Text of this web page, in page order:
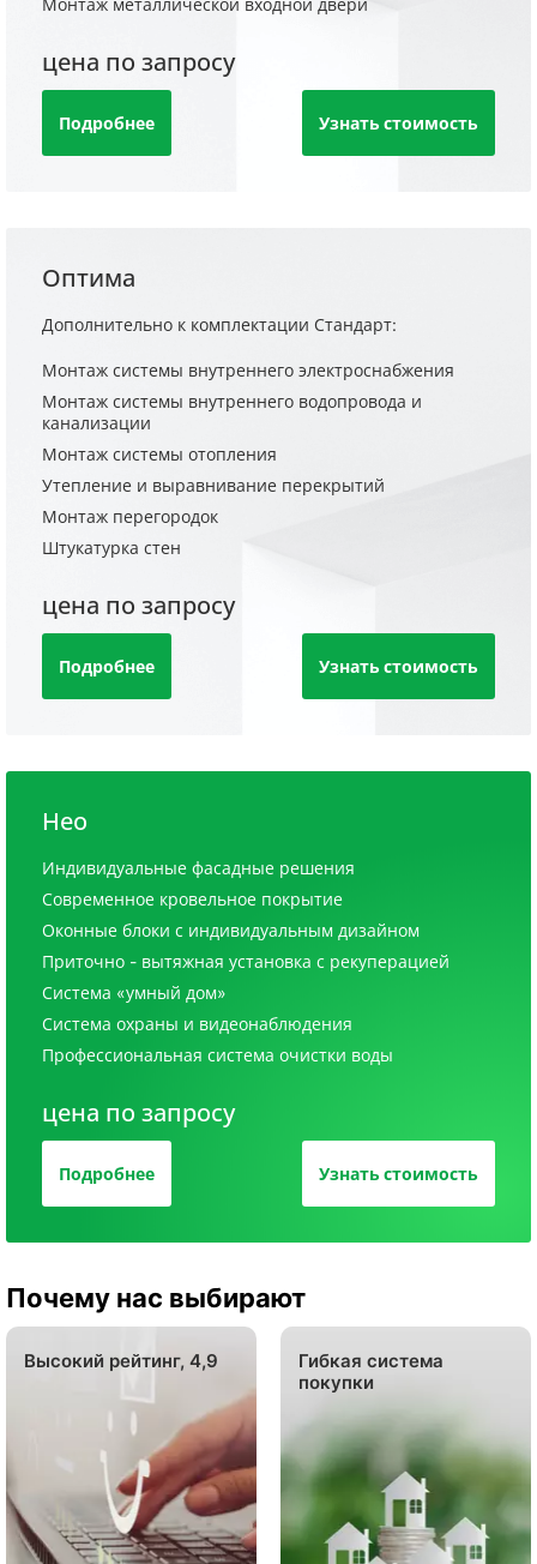
цена по запросу
Подробнее Узнать стоимость
Оптима
Дополнительно к комплектации Стандарт:
Монтаж системы внутреннего электроснабжения
Монтаж системы внутреннего водопровода и
канализации
Монтаж системы отопления
Утепление и выравнивание перекрытий
Монтаж перегородок
Штукатурка стен
цена по запросу
Подробнее Узнать стоимость
Нео
Индивидуальные фасадные решения
Современное кровельное покрытие
Оконные блоки с индивидуальным дизайном
Приточно - вытяжная установка с рекуперацией
Система «умный дом»
Система охраны и видеонаблюдения
Профессиональная система очистки воды
цена по запросу
Подробнее Узнать стоимость
Почему нас выбирают
Высокий рейтинг, 4,9
Гибкая система
покупки